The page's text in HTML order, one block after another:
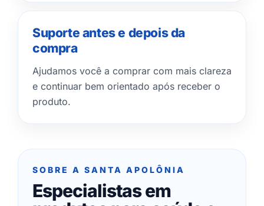
Suporte antes e depois da
compra
Ajudamos você a comprar com mais clareza
e continuar bem orientado após receber o
produto.
SOBRE A SANTA APOLÔNIA
Especialistas em